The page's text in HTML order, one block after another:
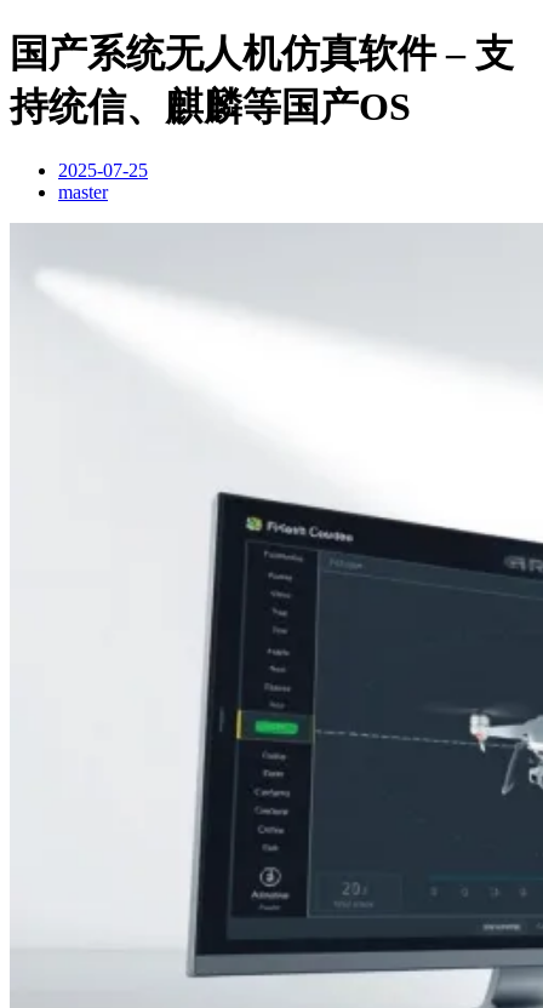
国产系统无人机仿真软件 – 支
持统信、麒麟等国产OS
2025-07-25
master